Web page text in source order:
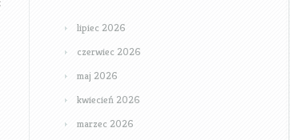
lipiec 2026
czerwiec 2026
maj 2026
kwiecień 2026
marzec 2026